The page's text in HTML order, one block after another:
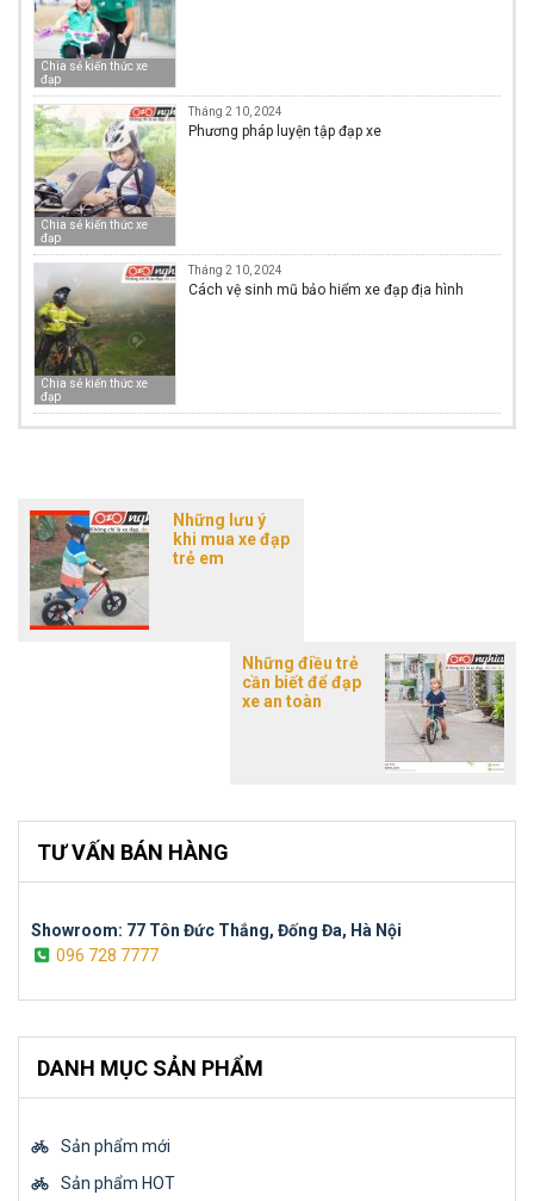
Chia sẻ kiến thức xe
đạp
Chia sẻ kiến thức xe
đạp
Tháng 2 10, 2024
Phương pháp luyện tập đạp xe
Chia sẻ kiến thức xe
đạp
Tháng 2 10, 2024
Cách vệ sinh mũ bảo hiểm xe đạp địa hình
Những lưu ý
khi mua xe đạp
trẻ em
Những điều trẻ
cần biết để đạp
xe an toàn
TƯ VẤN BÁN HÀNG
Showroom: 77 Tôn Đức Thắng, Đống Đa, Hà Nội
096 728 7777
DANH MỤC SẢN PHẨM
Sản phẩm mới
Sản phẩm HOT